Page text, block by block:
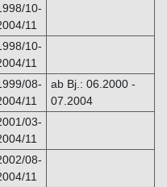
10-
11
10-
11
08-
11
ab Bj.: 06.2000 -
07.2004
03-
11
08-
11